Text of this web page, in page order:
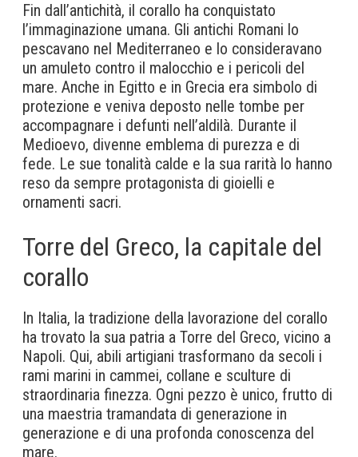
Fin dall’antichità, il corallo ha conquistato
l’immaginazione umana. Gli antichi Romani lo
pescavano nel Mediterraneo e lo consideravano
un amuleto contro il malocchio e i pericoli del
mare. Anche in Egitto e in Grecia era simbolo di
protezione e veniva deposto nelle tombe per
accompagnare i defunti nell’aldilà. Durante il
Medioevo, divenne emblema di purezza e di
fede. Le sue tonalità calde e la sua rarità lo hanno
reso da sempre protagonista di gioielli e
ornamenti sacri.
Torre del Greco, la capitale del
corallo
In Italia, la tradizione della lavorazione del corallo
ha trovato la sua patria a Torre del Greco, vicino a
Napoli. Qui, abili artigiani trasformano da secoli i
rami marini in cammei, collane e sculture di
straordinaria finezza. Ogni pezzo è unico, frutto di
una maestria tramandata di generazione in
generazione e di una profonda conoscenza del
mare.